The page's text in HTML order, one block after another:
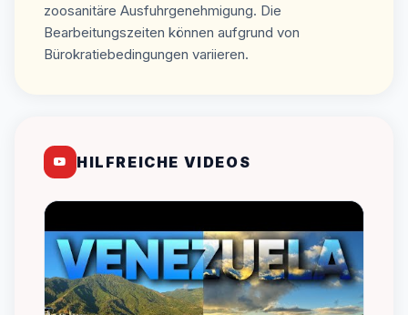
zoosanitäre Ausfuhrgenehmigung. Die
Bearbeitungszeiten können aufgrund von
Bürokratiebedingungen variieren.
HILFREICHE VIDEOS